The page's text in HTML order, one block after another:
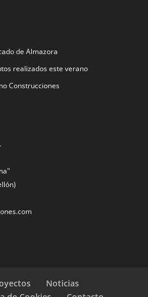
de Almazora
realizados este verano
Construcciones
Noticias